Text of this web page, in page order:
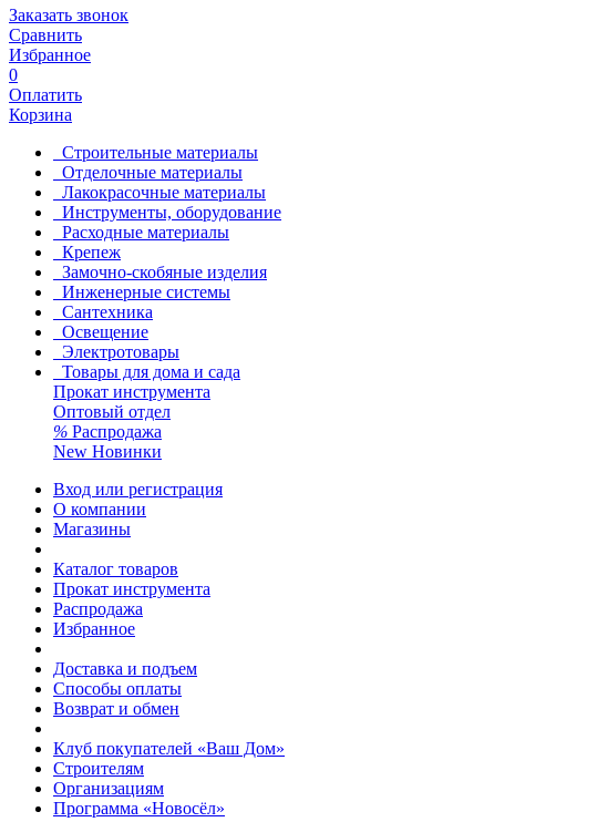
Заказать звонок
Сравнить
Избранное
0
Оплатить
Корзина
Строительные материалы
Отделочные материалы
Лакокрасочные материалы
Инструменты, оборудование
Расходные материалы
Крепеж
Замочно-скобяные изделия
Инженерные системы
Сантехника
Освещение
Электротовары
Товары для дома и сада
Прокат инструмента
Оптовый отдел
% Распродажа
New Новинки
Вход или регистрация
О компании
Магазины
Каталог товаров
Прокат инструмента
Распродажа
Избранное
Доставка и подъем
Способы оплаты
Возврат и обмен
Клуб покупателей «Ваш Дом»
Строителям
Организациям
Программа «Новосёл»